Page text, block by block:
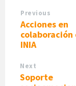
Previous
Acciones en
colaboración
INIA
Next
Soporte